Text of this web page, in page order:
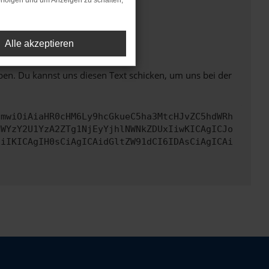
unterstützt werden.
Du kannst uns diesen Text schicken, um uns bei der
Alle akzeptieren